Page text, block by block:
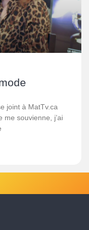
joint à MatTv.ca
me souvienne, j’ai